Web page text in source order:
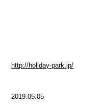
http://holiday-park.jp/
2019.05.05